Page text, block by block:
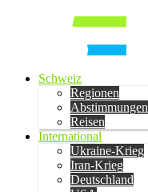
Schweiz
Regionen
Abstimmungen
Reisen
International
Ukraine-Krieg
Iran-Krieg
Deutschland